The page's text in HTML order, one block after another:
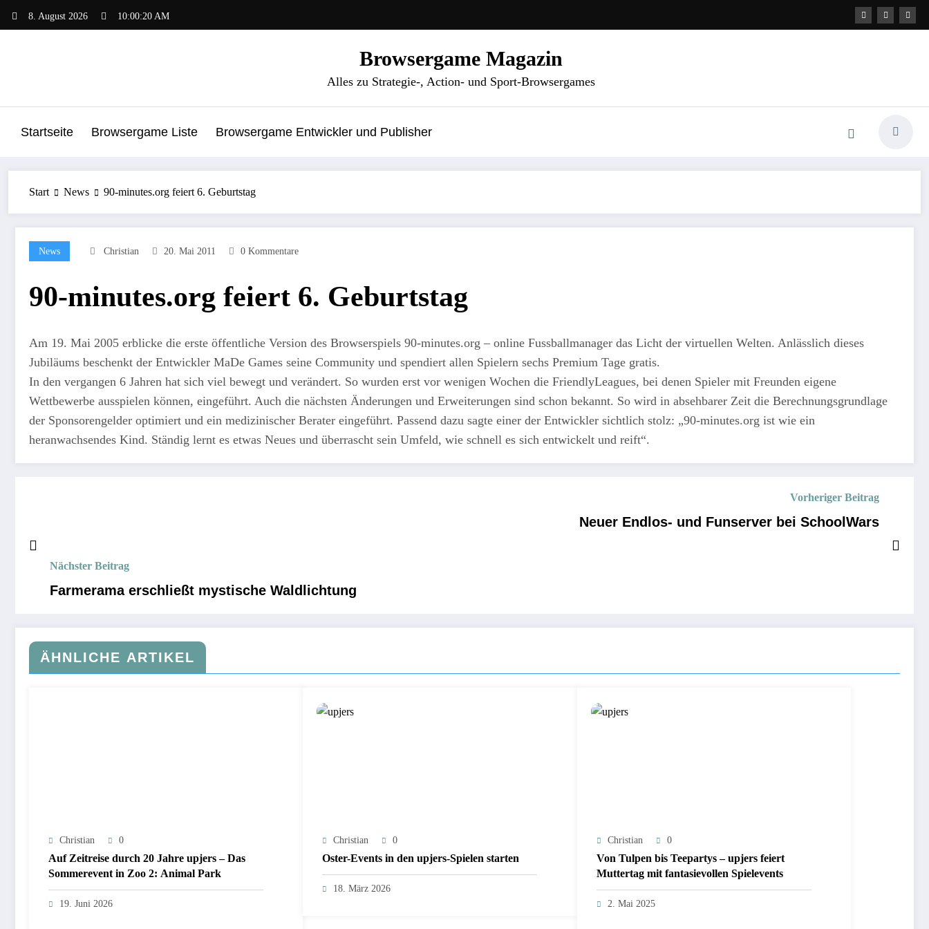
8. August 2026 10:00:20 AM
Browsergame Magazin
Alles zu Strategie-, Action- und Sport-Browsergames
Startseite Browsergame Liste Browsergame Entwickler und Publisher
Start News 90-minutes.org feiert 6. Geburtstag
News Christian 20. Mai 2011 0 Kommentare
90-minutes.org feiert 6. Geburtstag
Am 19. Mai 2005 erblicke die erste öffentliche Version des Browserspiels 90-minutes.org – online Fussballmanager das Licht der virtuellen Welten. Anlässlich dieses
Jubiläums beschenkt der Entwickler MaDe Games seine Community und spendiert allen Spielern sechs Premium Tage gratis.
In den vergangen 6 Jahren hat sich viel bewegt und verändert. So wurden erst vor wenigen Wochen die FriendlyLeagues, bei denen Spieler mit Freunden eigene
Wettbewerbe ausspielen können, eingeführt. Auch die nächsten Änderungen und Erweiterungen sind schon bekannt. So wird in absehbarer Zeit die Berechnungsgrundlage
der Sponsorengelder optimiert und ein medizinischer Berater eingeführt. Passend dazu sagte einer der Entwickler sichtlich stolz: „90-minutes.org ist wie ein
heranwachsendes Kind. Ständig lernt es etwas Neues und überrascht sein Umfeld, wie schnell es sich entwickelt und reift“.
Vorheriger Beitrag
Neuer Endlos- und Funserver bei SchoolWars
Nächster Beitrag
Farmerama erschließt mystische Waldlichtung
ÄHNLICHE ARTIKEL
Christian 0
Auf Zeitreise durch 20 Jahre upjers – Das
Sommerevent in Zoo 2: Animal Park
19. Juni 2026
Christian 0
Oster-Events in den upjers-Spielen starten
18. März 2026
Christian 0
Von Tulpen bis Teepartys – upjers feiert
Muttertag mit fantasievollen Spielevents
2. Mai 2025